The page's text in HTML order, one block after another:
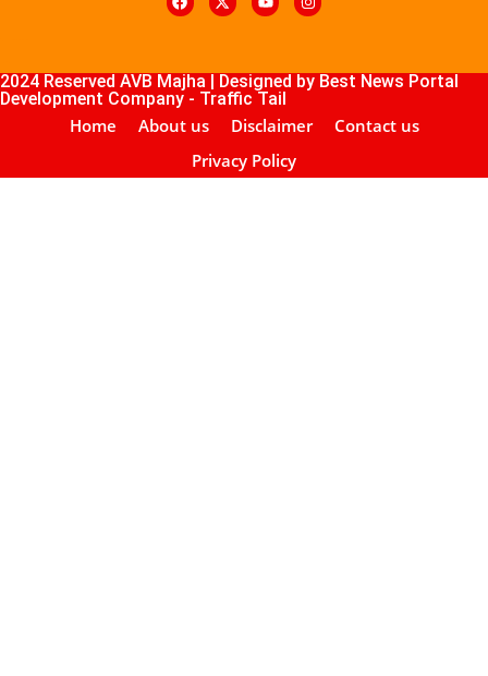
2024 Reserved AVB Majha | Designed by Best News Portal
Development Company - Traffic Tail
Home About us Disclaimer
Contact us
Privacy Policy